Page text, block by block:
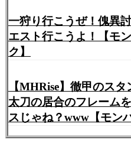
一狩り行こうぜ！傀異
エスト行こうよ！【モ
ク】
【MHRise】徹甲のス
太刀の居合のフレーム
スじゃね？www【モン